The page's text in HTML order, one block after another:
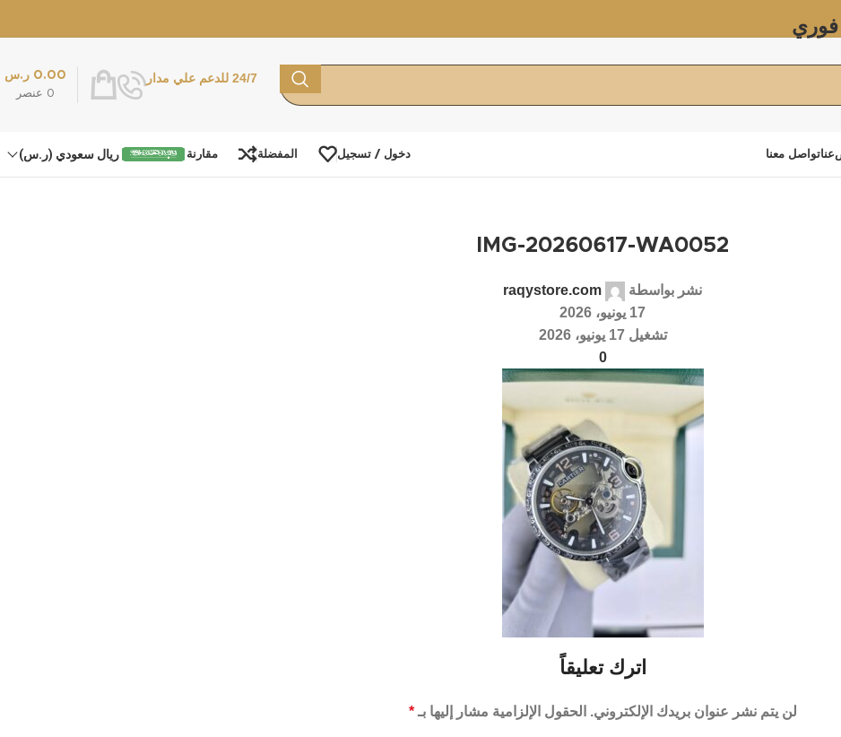
24/7 للدعم علي مدار
0 عنصر
0.00 ر.س
عناتواصل معنا دخول / تسجيل المفضلة مقارنة ريال سعودي (ر.س)
IMG-20260617-WA0052
نشر بواسطة
raqystore.com
17 يونيو، 2026
تشغيل 17 يونيو، 2026
0
اترك تعليقاً
لن يتم نشر عنوان بريدك الإلكتروني. الحقول الإلزامية مشار إليها بـ*